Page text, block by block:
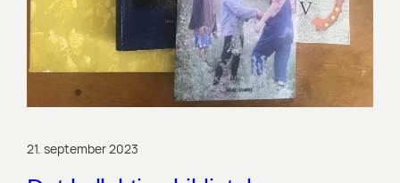
21. september 2023